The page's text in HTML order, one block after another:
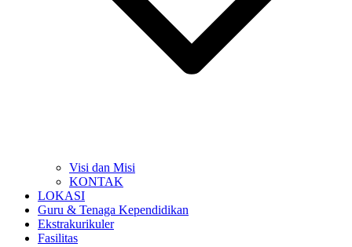
Visi dan Misi
KONTAK
LOKASI
Guru & Tenaga Kependidikan
Ekstrakurikuler
Fasilitas